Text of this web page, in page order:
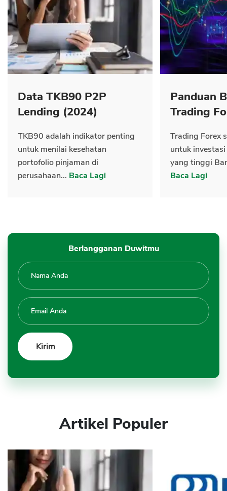
Data TKB90 P2P
Lending (2024)
TKB90 adalah indikator penting
untuk menilai kesehatan
portofolio pinjaman di
perusahaan... Baca Lagi
Panduan
Trading
Trading Forex
untuk
yang tinggi
Baca Lagi
Berlangganan Duwitmu
Artikel Populer